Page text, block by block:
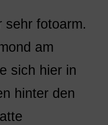
sehr fotoarm.
am
sich hier in
hinter den